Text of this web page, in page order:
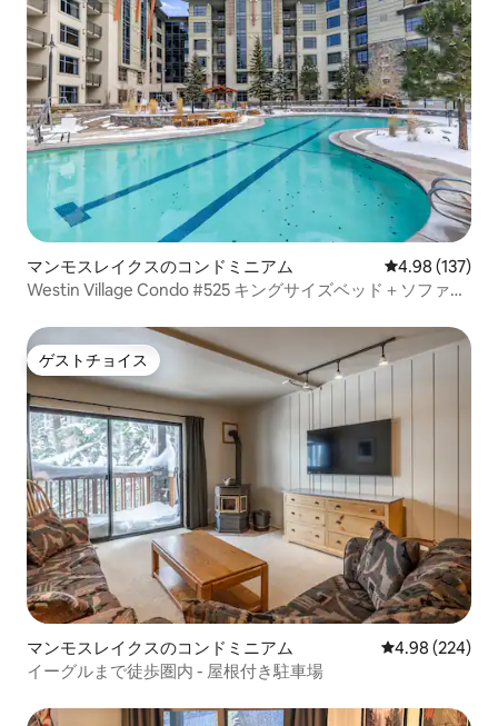
マンモスレイクスのコンドミニアム レビュー137
4.98 (137)
Westin Village Condo #525 キングサイズベッド＋ソファ＋
ゲストチョイス
ゲストチョイス
マンモスレイクスのコンドミニアム レビュー224
4.98 (224)
イーグルまで徒歩圏内 - 屋根付き駐車場